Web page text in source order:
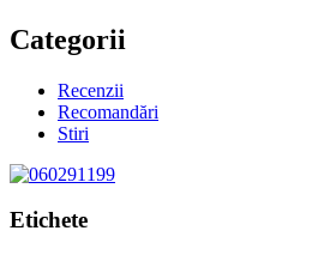
Categorii
Recenzii
Recomandări
Stiri
Etichete